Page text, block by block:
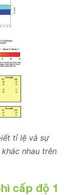
tỉ lệ và sự
nhau trên
cấp độ 1